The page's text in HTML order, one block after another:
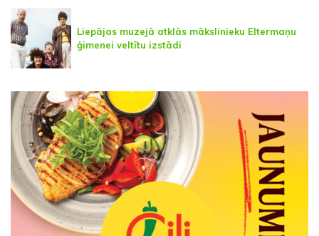
Liepājas muzejā atklās mākslinieku Eltermaņu
ģimenei veltītu izstādi